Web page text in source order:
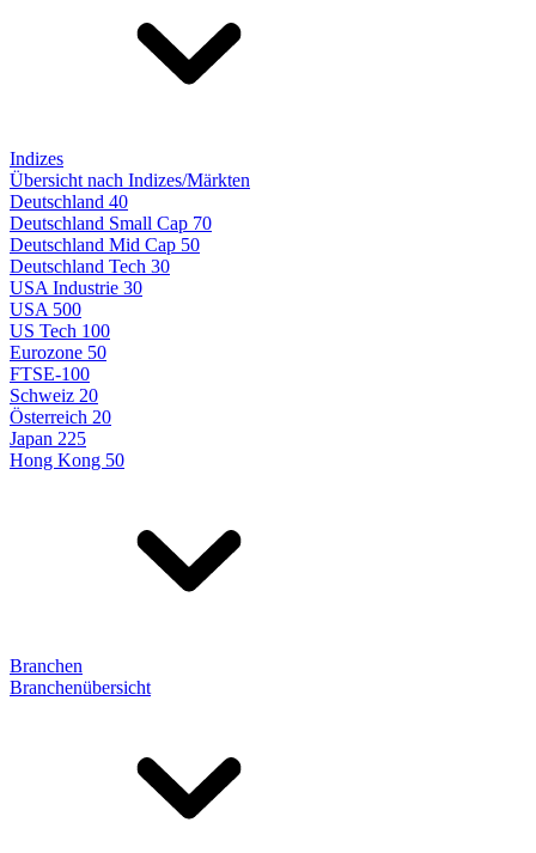
Indizes
Übersicht nach Indizes/Märkten
Deutschland 40
Deutschland Small Cap 70
Deutschland Mid Cap 50
Deutschland Tech 30
USA Industrie 30
USA 500
US Tech 100
Eurozone 50
FTSE-100
Schweiz 20
Österreich 20
Japan 225
Hong Kong 50
Branchen
Branchenübersicht